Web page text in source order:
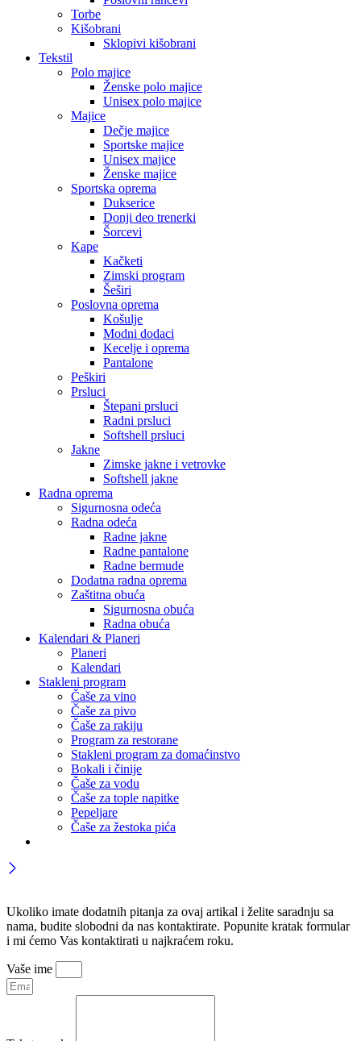
Torbe
Kišobrani
Sklopivi kišobrani
Tekstil
Polo majice
Ženske polo majice
Unisex polo majice
Majice
Dečje majice
Sportske majice
Unisex majice
Ženske majice
Sportska oprema
Dukserice
Donji deo trenerki
Šorcevi
Kape
Kačketi
Zimski program
Šeširi
Poslovna oprema
Košulje
Modni dodaci
Kecelje i oprema
Pantalone
Peškiri
Prsluci
Štepani prsluci
Radni prsluci
Softshell prsluci
Jakne
Zimske jakne i vetrovke
Softshell jakne
Radna oprema
Sigurnosna odeća
Radna odeća
Radne jakne
Radne pantalone
Radne bermude
Dodatna radna oprema
Zaštitna obuća
Sigurnosna obuća
Radna obuća
Kalendari & Planeri
Planeri
Kalendari
Stakleni program
Čaše za vino
Čaše za pivo
Čaše za rakiju
Program za restorane
Stakleni program za domaćinstvo
Bokali i činije
Čaše za vodu
Čaše za tople napitke
Pepeljare
Čaše za žestoka pića
Ukoliko imate dodatnih pitanja za ovaj artikal i želite saradnju sa
nama, budite slobodni da nas kontaktirate. Popunite kratak formular
i mi ćemo Vas kontaktirati u najkraćem roku.
Vaše ime